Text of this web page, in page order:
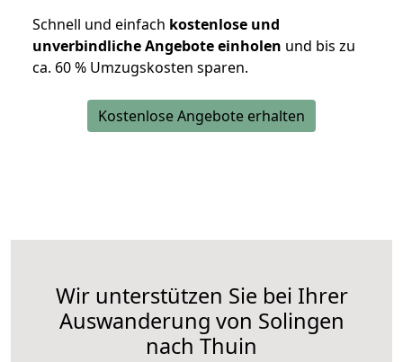
Schnell und einfach kostenlose und
unverbindliche Angebote einholen und bis zu
ca. 60 % Umzugskosten sparen.
Kostenlose Angebote erhalten
Wir unterstützen Sie bei Ihrer
Auswanderung von Solingen
nach Thuin